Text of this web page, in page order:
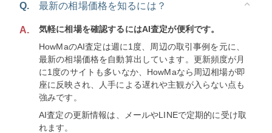
Q. 最新の相場価格を知るには？
A.
気軽に相場を確認するにはAI査定が便利です。
HowMaのAI査定は週に1度、周辺の取引事例を元に、
最新の相場価格を自動算出しています。更新頻度が月
に1度のサイトも多いなか、HowMaなら周辺相場が即
座に反映され、人手による遅れや主観が入らない点も
強みです。
AI査定の更新情報は、メールやLINEで定期的に受け取
れます。